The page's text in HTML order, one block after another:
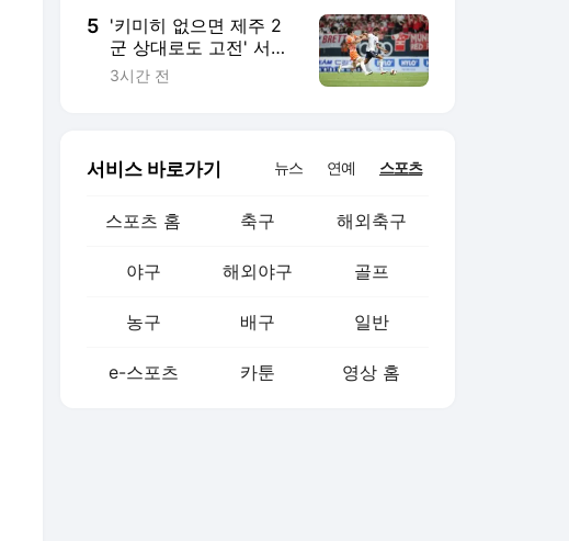
인터뷰]
5 '키미히 없으면 제주 2
군 상대로도 고전' 서귀
포에서 확인한 뮌헨의
3시간 전
서비스 바로가기 뉴스 연예 스포츠
스포츠 홈 축구 해외축구
야구 해외야구 골프
농구 배구 일반
e-스포츠 카툰 영상 홈